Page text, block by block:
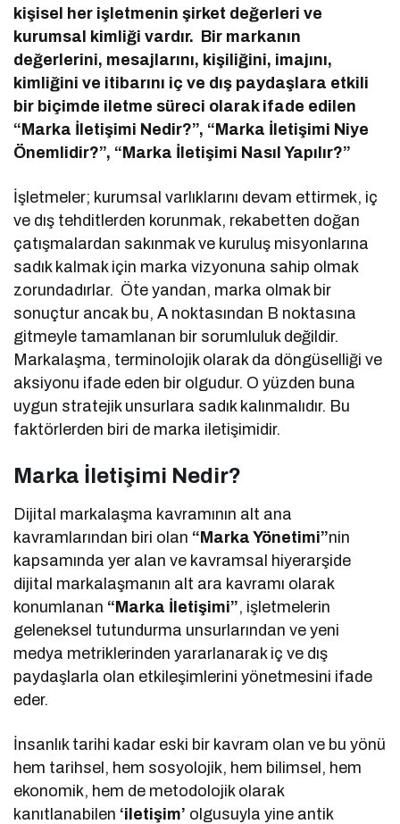
kişisel her işletmenin şirket değerleri ve
kurumsal kimliği vardır. Bir markanın
değerlerini, mesajlarını, kişiliğini, imajını,
kimliğini ve itibarını iç ve dış paydaşlara etkili
bir biçimde iletme süreci olarak ifade edilen
“Marka İletişimi Nedir?”, “Marka İletişimi Niye
Önemlidir?”, “Marka İletişimi Nasıl Yapılır?”
İşletmeler; kurumsal varlıklarını devam ettirmek, iç
ve dış tehditlerden korunmak, rekabetten doğan
çatışmalardan sakınmak ve kuruluş misyonlarına
sadık kalmak için marka vizyonuna sahip olmak
zorundadırlar. Öte yandan, marka olmak bir
sonuçtur ancak bu, A noktasından B noktasına
gitmeyle tamamlanan bir sorumluluk değildir.
Markalaşma, terminolojik olarak da döngüselliği ve
aksiyonu ifade eden bir olgudur. O yüzden buna
uygun stratejik unsurlara sadık kalınmalıdır. Bu
faktörlerden biri de marka iletişimidir.
Marka İletişimi Nedir?
Dijital markalaşma kavramının alt ana
kavramlarından biri olan “Marka Yönetimi”nin
kapsamında yer alan ve kavramsal hiyerarşide
dijital markalaşmanın alt ara kavramı olarak
konumlanan “Marka İletişimi”, işletmelerin
geleneksel tutundurma unsurlarından ve yeni
medya metriklerinden yararlanarak iç ve dış
paydaşlarla olan etkileşimlerini yönetmesini ifade
eder.
İnsanlık tarihi kadar eski bir kavram olan ve bu yönü
hem tarihsel, hem sosyolojik, hem bilimsel, hem
ekonomik, hem de metodolojik olarak
kanıtlanabilen ‘iletişim’ olgusuyla yine antik